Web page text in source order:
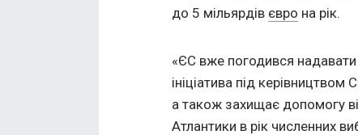
до 5 мільярдів євро на рік.
«ЄС вже погодився надавати
ініціатива під
а також захищає допомогу
Атлантики в рік численних